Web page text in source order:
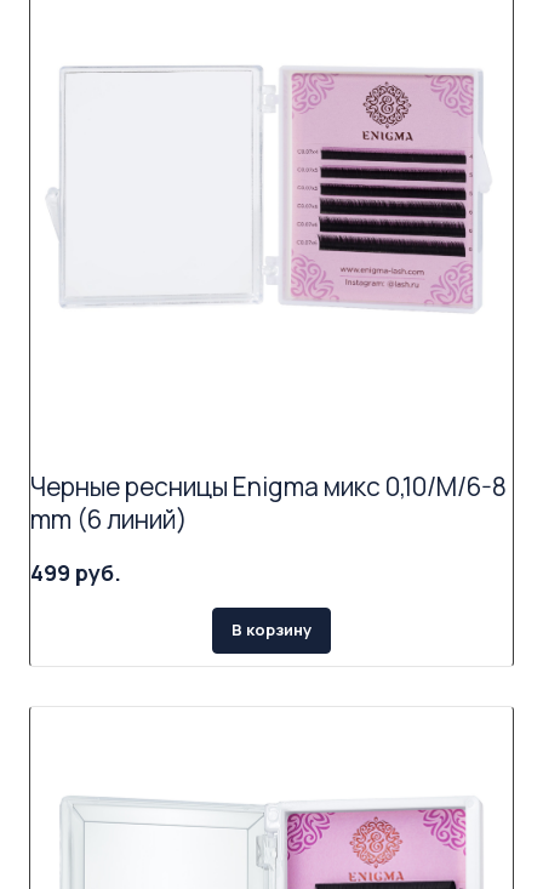
Черные ресницы Enigma микс 0,10/M/6-8
mm (6 линий)
499 руб.
В корзину